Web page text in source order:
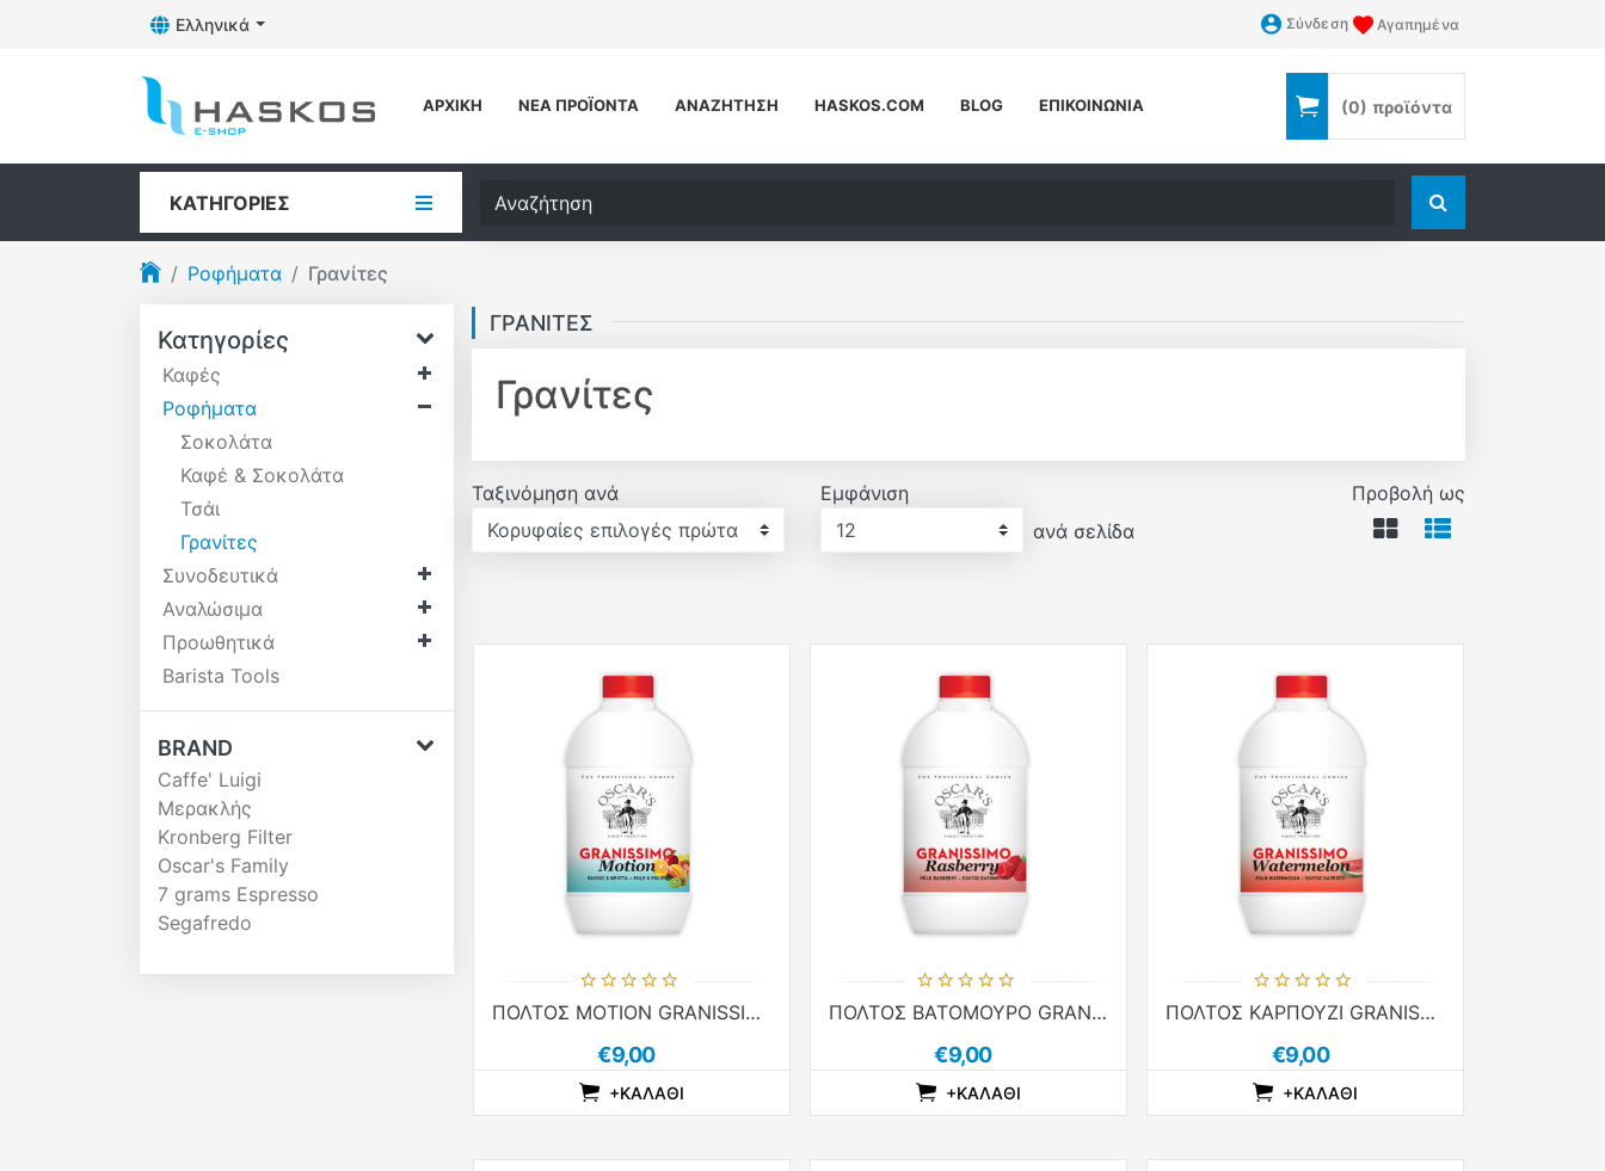
Ελληνικά
Toggle Dropdown
Σύνδεση Αγαπημένα
ΑΡΧΙΚΉ ΝΈΑ ΠΡΟΪΌΝΤΑ ΑΝΑΖΉΤΗΣΗ HASKOS.COM BLOG ΕΠΙΚΟΙΝΩΝΊΑ (0) προϊόντα
ΚΑΤΗΓΟΡΊΕΣ
Αναζήτηση Αναζήτηση
Ροφήματα Γρανίτες
Κατηγορίες
Καφές
Ροφήματα
Σοκολάτα
Καφέ & Σοκολάτα
Τσάι
Γρανίτες
Συνοδευτικά
Αναλώσιμα
Προωθητικά
Barista Tools
BRAND
Caffe' Luigi
Μερακλής
Kronberg Filter
Oscar's Family
7 grams Espresso
Segafredo
ΓΡΑΝΊΤΕΣ
Γρανίτες
Ταξινόμηση ανά
Εμφάνιση
Εμφάνιση
ανά σελίδα
Προβολή ως
VIEWMODE GRID
VIEWMODE
+ΚΑΛΆΘΙ
ADDTOCART
ΠΟΛΤΟΣ MOTION GRANISSIMO 1kg
€9,00
ADDTOCOMPARELIST
ADDTOWISHLIST
+ΚΑΛΆΘΙ
ADDTOCART
ΠΟΛΤΟΣ ΒΑΤΟΜΟΥΡΟ GRANISSIMO 1kg
€9,00
ADDTOCOMPARELIST
ADDTOWISHLIST
+ΚΑΛΆΘΙ
ADDTOCART
ΠΟΛΤΟΣ ΚΑΡΠΟΥΖΙ GRANISSIMO 1kg
€9,00
ADDTOCOMPARELIST
ADDTOWISHLIST